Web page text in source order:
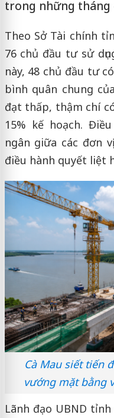
trong những tháng
Theo Sở Tài chính
76 chủ đầu tư sử
này, 48 chủ đầu tư
bình quân chung
đạt thấp, thậm chí
15% kế hoạch.
ngân giữa các đơn
điều hành quyết liệt
Cà Mau siết tiến
vướng mặt bằng
Lãnh đạo UBND